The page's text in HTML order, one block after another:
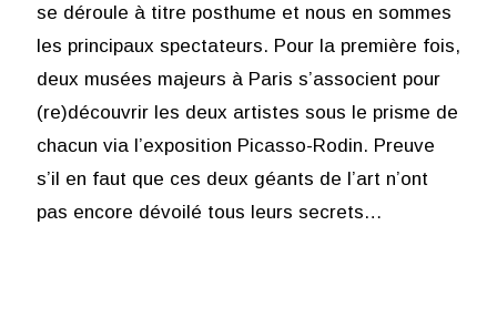
se déroule à titre posthume et nous en sommes
les principaux spectateurs. Pour la première fois,
deux musées majeurs à Paris s’associent pour
(re)découvrir les deux artistes sous le prisme de
chacun via l’exposition Picasso-Rodin. Preuve
s’il en faut que ces deux géants de l’art n’ont
pas encore dévoilé tous leurs secrets…